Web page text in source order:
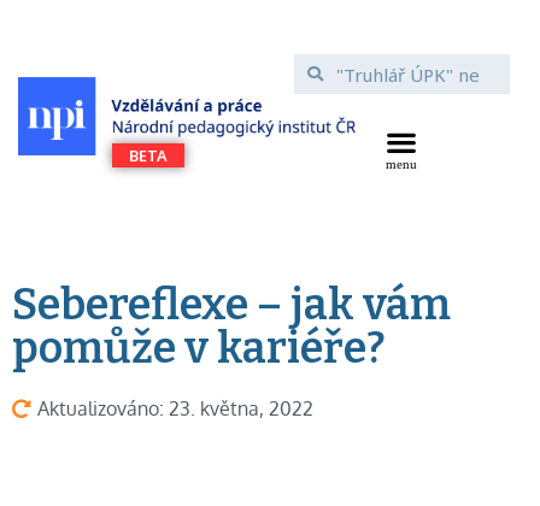
Sebereflexe – jak vám
pomůže v kariéře?
Aktualizováno: 23. května, 2022